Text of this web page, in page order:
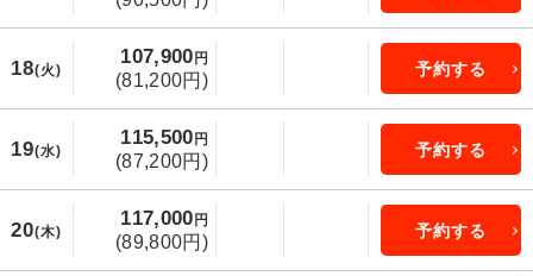
18(火)
107,900 円
(81,200円)
予約する
19(水)
115,500 円
(87,200円)
予約する
20(木)
117,000 円
(89,800円)
予約する